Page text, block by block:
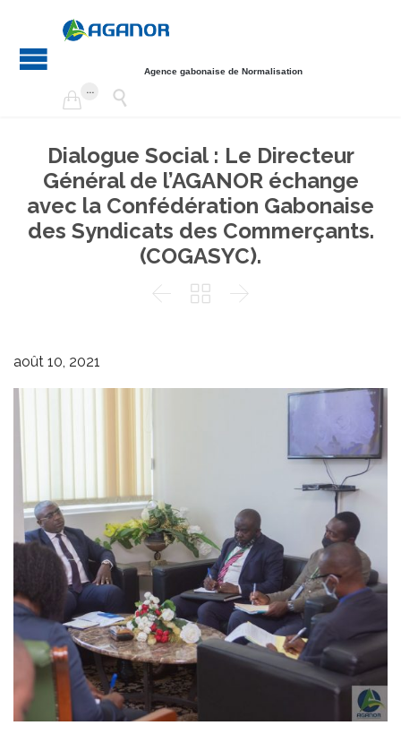
Agence gabonaise de Normalisation

... 
Dialogue Social : Le Directeur
Général de l’AGANOR échange
avec la Confédération Gabonaise
des Syndicats des Commerçants.
(COGASYC).
  
août 10, 2021